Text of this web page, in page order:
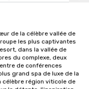
de la célèbre vallée de
les plus captivantes
dans la vallée de
du complexe, deux
de conférences
grand spa de luxe de la
célèbre région viticole de